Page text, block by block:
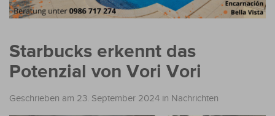
Starbucks erkennt das
Potenzial von Vori Vori
Geschrieben am 23. September 2024 in Nachrichten